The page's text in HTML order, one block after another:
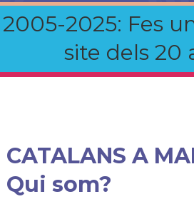
2005-2025: Fes
site dels 20
CATALANS A
Qui som?